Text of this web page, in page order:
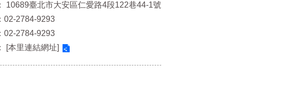
10689臺北市大安區仁愛路4段122巷44-1號
02-2784-9293
02-2784-9293
[本里連結網址]